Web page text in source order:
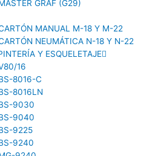
GRAF (G29)
MANUAL M-18 Y M-22
NEUMÁTICA N-18 Y N-22
Y ESQUELETAJE
16
8016-C
8016LN
9030
9040
9225
9240